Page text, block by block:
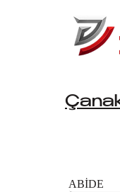
ABİDE